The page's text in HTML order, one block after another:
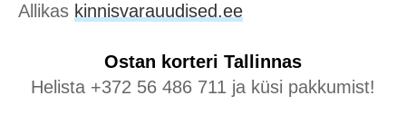
Allikas kinnisvarauudised.ee
Ostan korteri Tallinnas
Helista +372 56 486 711 ja küsi pakkumist!